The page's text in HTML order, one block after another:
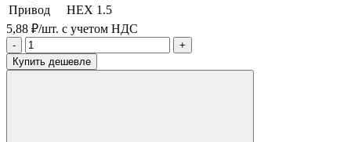
Привод
HEX 1.5
5,88 ₽/шт. с учетом НДС
-
+
Купить дешевле